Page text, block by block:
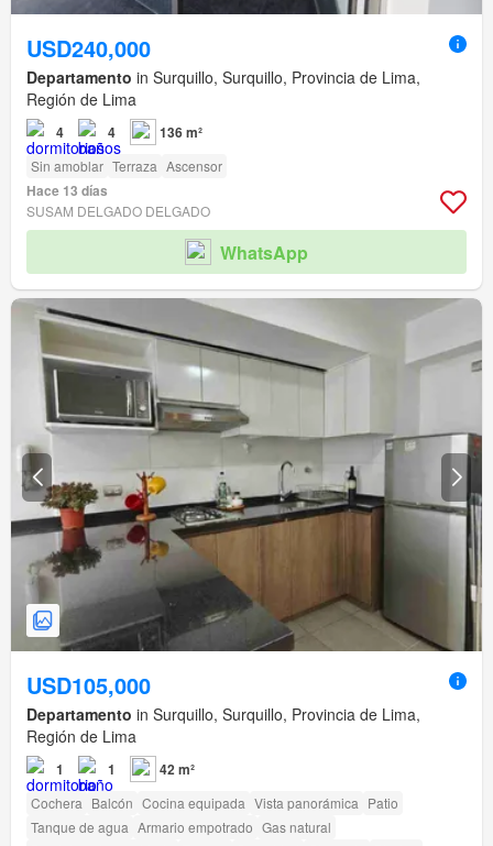
USD240,000
Departamento in Surquillo, Surquillo, Provincia de Lima,
Región de Lima
4 4 136 m²
Sin amoblar Terraza Ascensor
Hace 13 días
SUSAM DELGADO DELGADO
WhatsApp
USD105,000
Departamento in Surquillo, Surquillo, Provincia de Lima,
Región de Lima
1 1 42 m²
Cochera Balcón Cocina equipada Vista panorámica Patio
Tanque de agua Armario empotrado Gas natural